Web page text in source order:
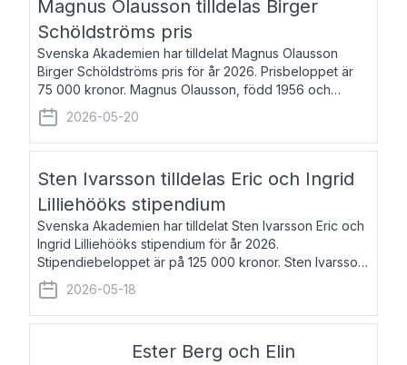
Magnus Olausson tilldelas Birger
Schöldströms pris
Svenska Akademien har tilldelat Magnus Olausson
Birger Schöldströms pris för år 2026. Prisbeloppet är
75 000 kronor. Magnus Olausson, född 1956 och
bosatt i Stockholm, är konstvetare, museiman och
hovman. Han disputerade 1993 vid Uppsala un
2026-05-20
Sten Ivarsson tilldelas Eric och Ingrid
Lilliehööks stipendium
Svenska Akademien har tilldelat Sten Ivarsson Eric och
Ingrid Lilliehööks stipendium för år 2026.
Stipendiebeloppet är på 125 000 kronor. Sten Ivarsson,
född 1979, är mediateksamordnare vid
Söderslättsgymnasiet i Trelleborg. Här har han på
2026-05-18
Ester Berg och Elin